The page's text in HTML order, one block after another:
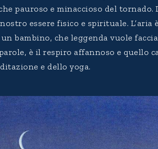
pauroso e minaccioso del tornado.
essere fisico e spirituale. L’aria
bambino, che leggenda vuole faccia
è il respiro affannoso e quello
e dello yoga.